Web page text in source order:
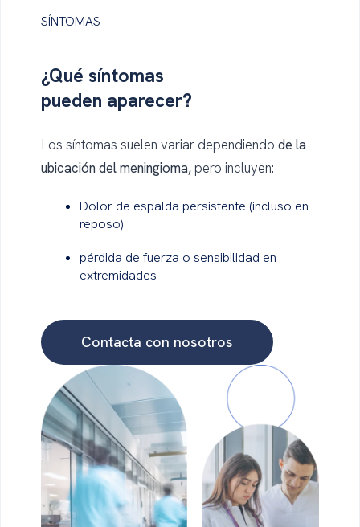
SÍNTOMAS
¿Quésíntomas
pueden aparecer?
Los síntomas suelen variar dependiendo de la
ubicación del meningioma,pero incluyen:
Dolor de espalda persistente (incluso en
reposo)
pérdida de fuerza o sensibilidad en
extremidades
Contacta con nosotros